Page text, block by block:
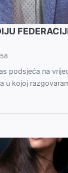
podsjeća na
u kojoj